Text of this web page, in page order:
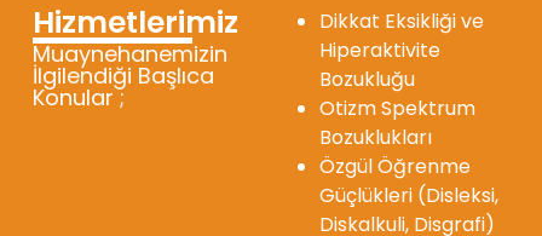
Hizmetlerimiz
Muaynehanemizin
İlgilendiği Başlıca
Konular ;
Dikkat Eksikliği ve
Hiperaktivite
Bozukluğu
Otizm Spektrum
Bozuklukları
Özgül Öğrenme
Güçlükleri (Disleksi,
Diskalkuli, Disgrafi)